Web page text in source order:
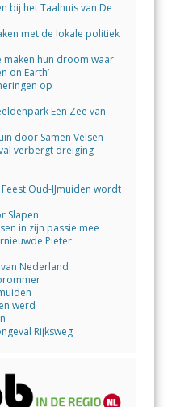
bij het Taalhuis van De
met de lokale politiek
maken hun droom waar
on Earth’
op
Een Zee van
door Samen Velsen
verbergt dreiging
Oud-IJmuiden wordt
Slapen
in zijn passie mee
Pieter
Nederland
werd
Rijksweg